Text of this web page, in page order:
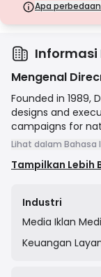
Apa
Dari yurisdiksi
asuransi. Meskipun
Informasi
Mengenal
Founded in 1989,
designs and
campaigns for
in customer
advertising.
and engage
Lihat dalam Bahasa
Tampilkan Lebih
Industri
Media Iklan
Keuangan